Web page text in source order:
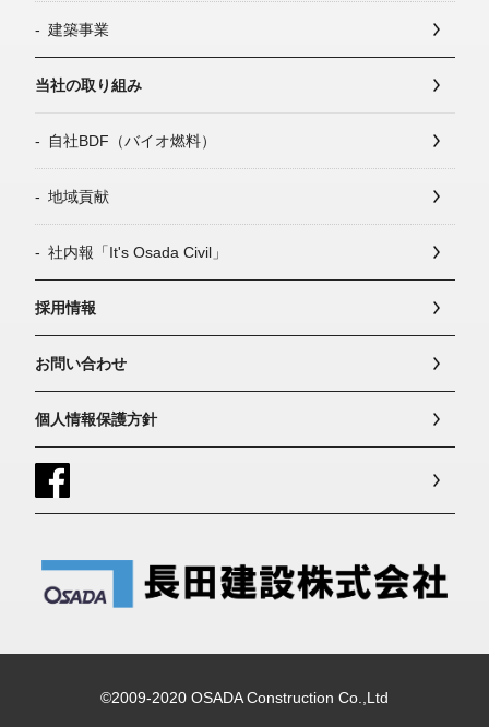
建築事業
当社の取り組み
自社BDF（バイオ燃料）
地域貢献
社内報「It's Osada Civil」
採用情報
お問い合わせ
個人情報保護方針
©2009-2020 OSADA Construction Co.,Ltd